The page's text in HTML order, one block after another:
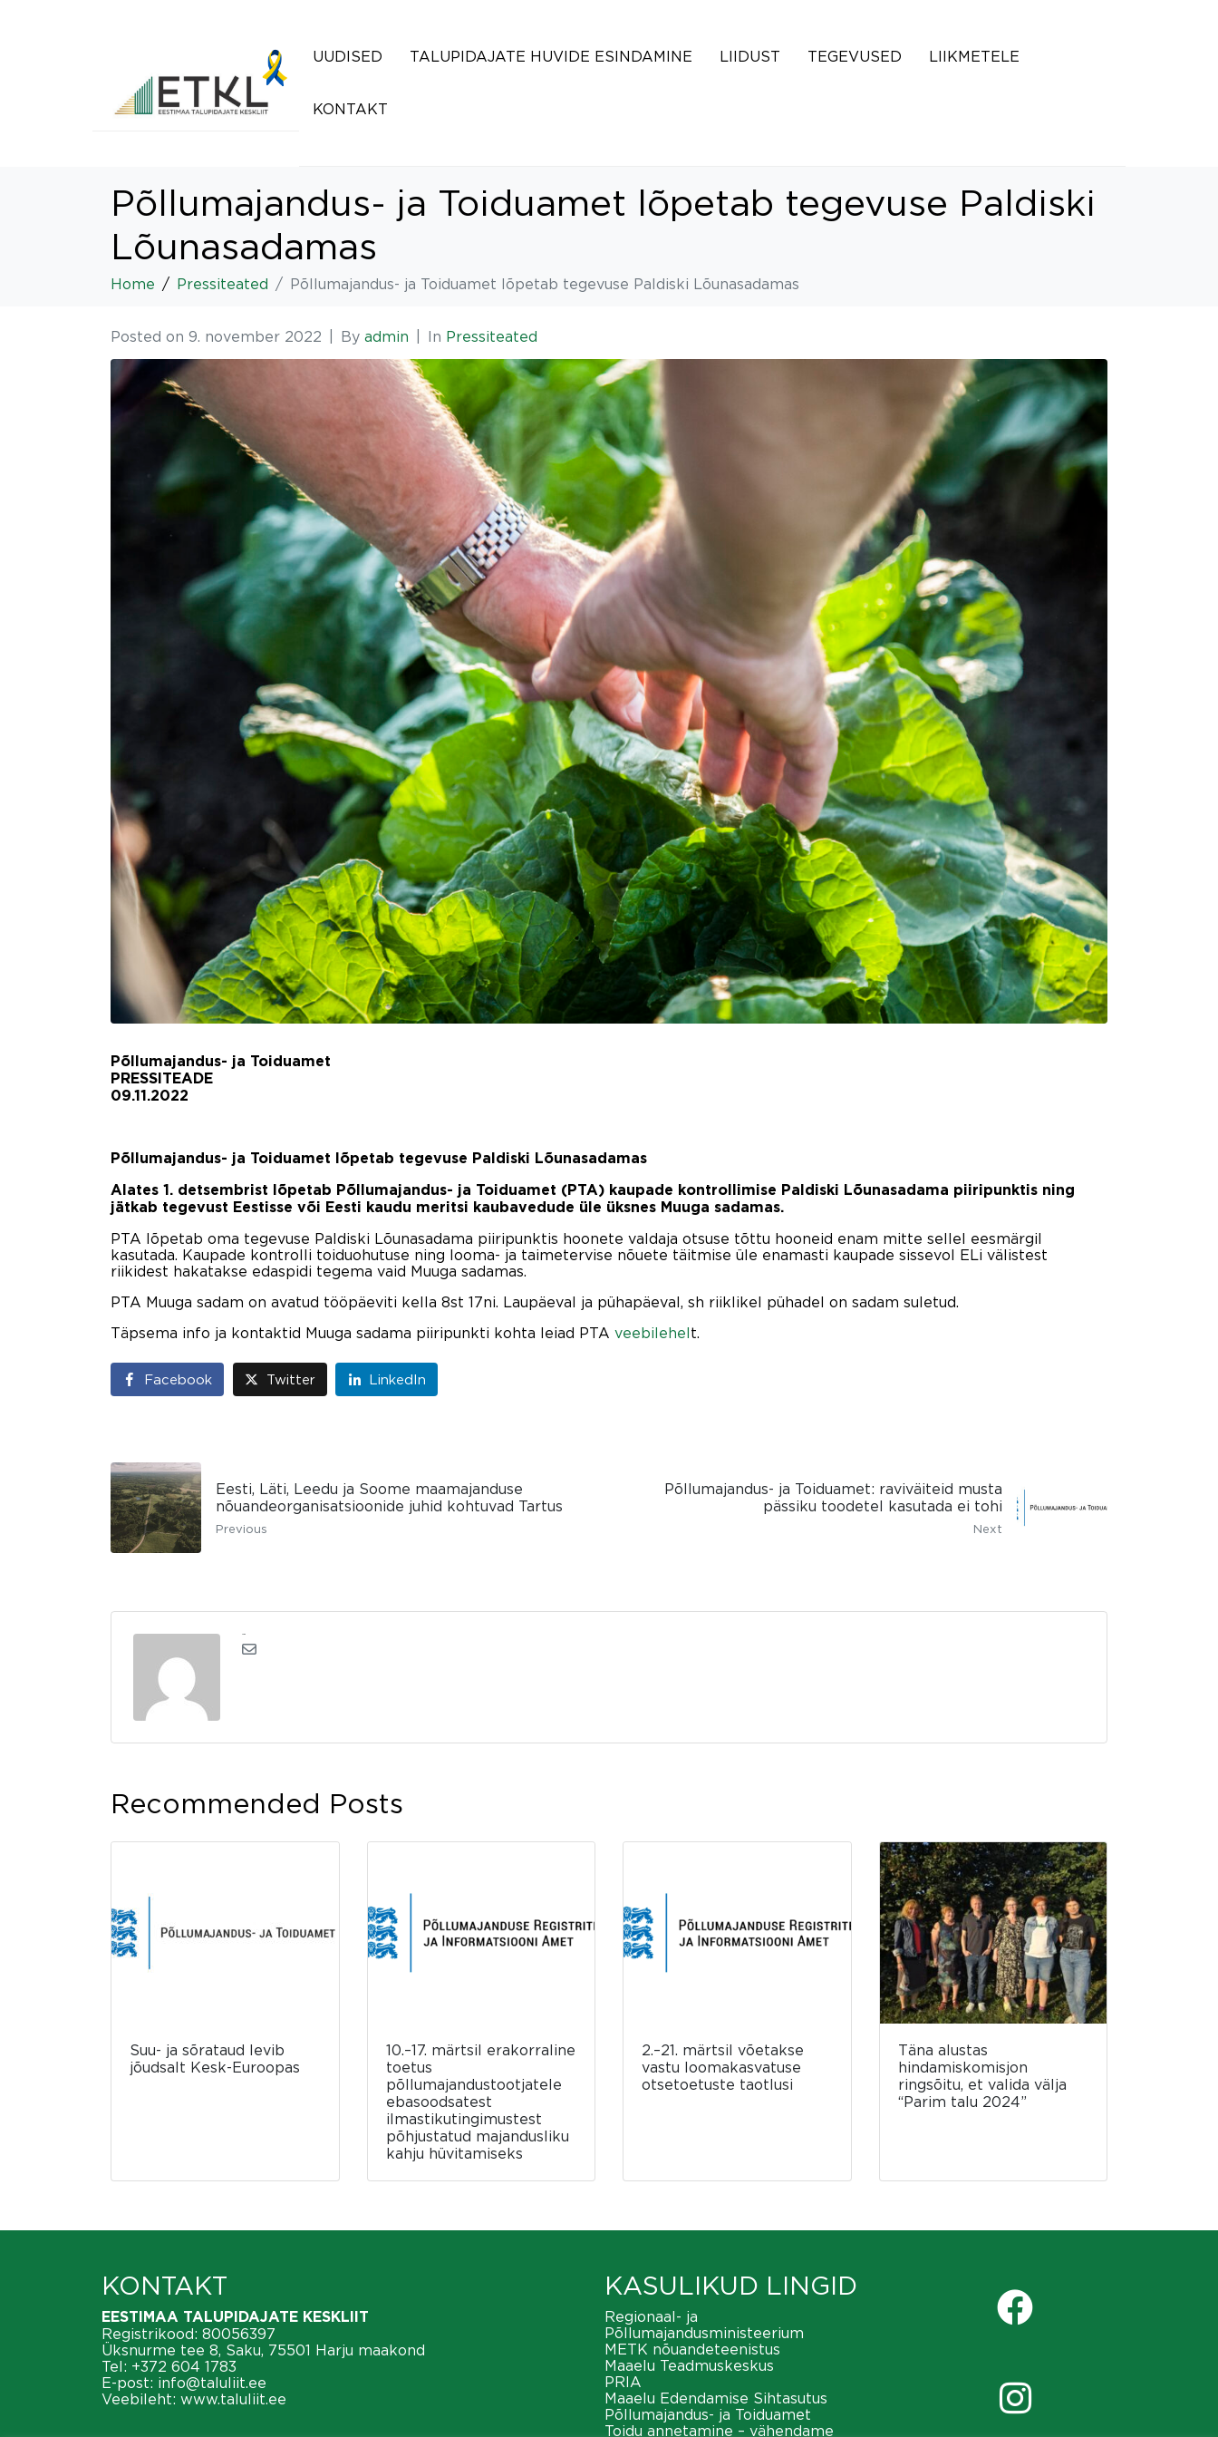
UUDISED TALUPIDAJATE HUVIDE ESINDAMINE LIIDUST TEGEVUSED LIIKMETELE
KONTAKT
Põllumajandus- ja Toiduamet lõpetab tegevuse Paldiski
Lõunasadamas
Home Pressiteated Põllumajandus- ja Toiduamet lõpetab tegevuse Paldiski Lõunasadamas
Posted on 9. november 2022 By admin In Pressiteated
Põllumajandus- ja Toiduamet
PRESSITEADE
09.11.2022
Põllumajandus- ja Toiduamet lõpetab tegevuse Paldiski Lõunasadamas
Alates 1. detsembrist lõpetab Põllumajandus- ja Toiduamet (PTA) kaupade kontrollimise Paldiski Lõunasadama piiripunktis ning
jätkab tegevust Eestisse või Eesti kaudu meritsi kaubavedude üle üksnes Muuga sadamas.
PTA lõpetab oma tegevuse Paldiski Lõunasadama piiripunktis hoonete valdaja otsuse tõttu hooneid enam mitte sellel eesmärgil
kasutada. Kaupade kontrolli toiduohutuse ning looma- ja taimetervise nõuete täitmise üle enamasti kaupade sissevol ELi välistest
riikidest hakatakse edaspidi tegema vaid Muuga sadamas.
PTA Muuga sadam on avatud tööpäeviti kella 8st 17ni. Laupäeval ja pühapäeval, sh riiklikel pühadel on sadam suletud.
Täpsema info ja kontaktid Muuga sadama piiripunkti kohta leiad PTA veebilehelt.
Facebook Twitter LinkedIn
Eesti, Läti, Leedu ja Soome maamajanduse
nõuandeorganisatsioonide juhid kohtuvad Tartus
Previous
Põllumajandus- ja Toiduamet: raviväiteid musta
pässiku toodetel kasutada ei tohi
Next
Recommended Posts
Suu- ja sõrataud levib
jõudsalt Kesk-Euroopas
10.–17. märtsil erakorraline
toetus
põllumajandustootjatele
ebasoodsatest
ilmastikutingimustest
põhjustatud majandusliku
kahju hüvitamiseks
2.–21. märtsil võetakse
vastu loomakasvatuse
otsetoetuste taotlusi
Täna alustas
hindamiskomisjon
ringsõitu, et valida välja
“Parim talu 2024”
KONTAKT
EESTIMAA TALUPIDAJATE KESKLIIT
Registrikood: 80056397
Üksnurme tee 8, Saku, 75501 Harju maakond
Tel: +372 604 1783
E-post: info@taluliit.ee
Veebileht: www.taluliit.ee
KASULIKUD LINGID
Regionaal- ja
Põllumajandusministeerium
METK nõuandeteenistus
Maaelu Teadmuskeskus
PRIA
Maaelu Edendamise Sihtasutus
Põllumajandus- ja Toiduamet
Toidu annetamine – vähendame